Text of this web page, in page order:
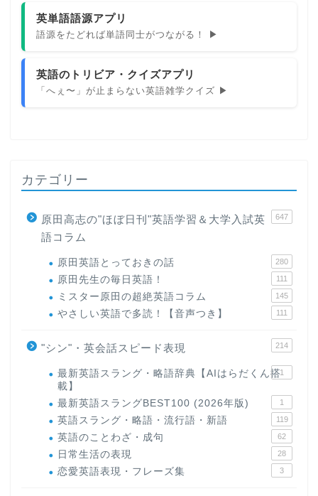
英単語語源アプリ
語源をたどれば単語同士がつながる！ ▶
英語のトリビア・クイズアプリ
「へぇ〜」が止まらない英語雑学クイズ ▶
カテゴリー
原田高志の"ほぼ日刊"英語学習＆大学入試英
語コラム
647
原田英語とっておきの話 280
原田先生の毎日英語！ 111
ミスター原田の超絶英語コラム 145
やさしい英語で多読！【音声つき】 111
"シン"・英会話スピード表現 214
最新英語スラング・略語辞典【AIはらだくん搭
載】
1
最新英語スラングBEST100 (2026年版) 1
英語スラング・略語・流行語・新語 119
英語のことわざ・成句 62
日常生活の表現 28
恋愛英語表現・フレーズ集 3